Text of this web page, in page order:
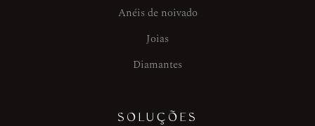
Anéis de noivado
Joias
Diamantes
SOLUÇÕES